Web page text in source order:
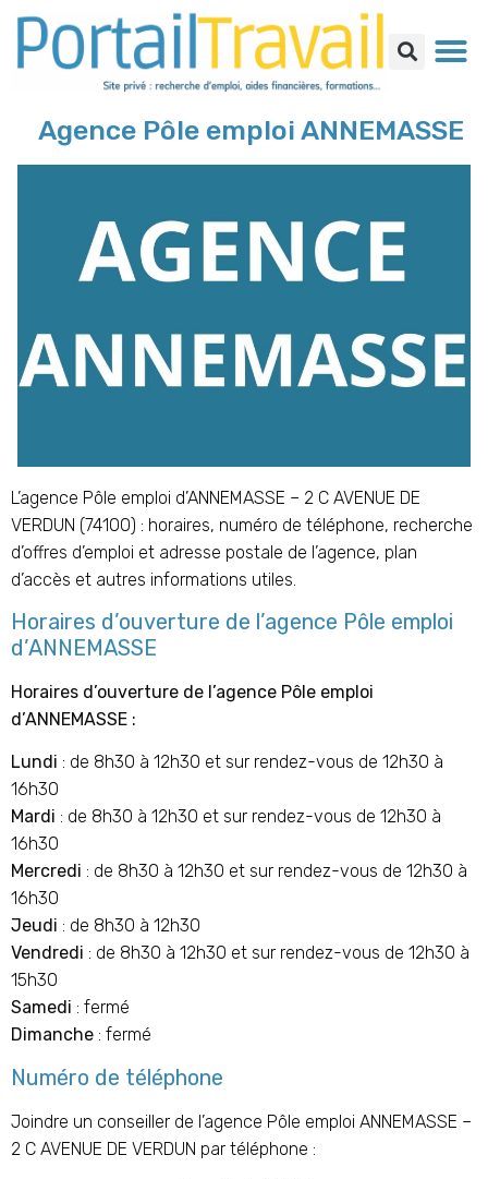
Agence Pôle emploi ANNEMASSE
L’agence Pôle emploi d’ANNEMASSE – 2 C AVENUE DE
VERDUN (74100) : horaires, numéro de téléphone, recherche
d’offres d’emploi et adresse postale de l’agence, plan
d’accès et autres informations utiles.
Horaires d’ouverture de l’agence Pôle emploi
d’ANNEMASSE
Horaires d’ouverture de l’agence Pôle emploi
d’ANNEMASSE :
Lundi : de 8h30 à 12h30 et sur rendez-vous de 12h30 à
16h30
Mardi : de 8h30 à 12h30 et sur rendez-vous de 12h30 à
16h30
Mercredi : de 8h30 à 12h30 et sur rendez-vous de 12h30 à
16h30
Jeudi : de 8h30 à 12h30
Vendredi : de 8h30 à 12h30 et sur rendez-vous de 12h30 à
15h30
Samedi : fermé
Dimanche : fermé
Numéro de téléphone
Joindre un conseiller de l’agence Pôle emploi ANNEMASSE –
2 C AVENUE DE VERDUN par téléphone :